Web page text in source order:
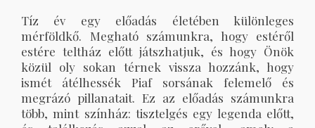
Tíz év egy előadás életében különleges
mérföldkő. Megható számunkra, hogy estéről
estére teltház előtt játszhatjuk, és hogy Önök
közül oly sokan térnek vissza hozzánk, hogy
ismét átélhessék Piaf sorsának felemelő és
megrázó pillanatait. Ez az előadás számunkra
több, mint színház: tisztelgés egy legenda előtt,